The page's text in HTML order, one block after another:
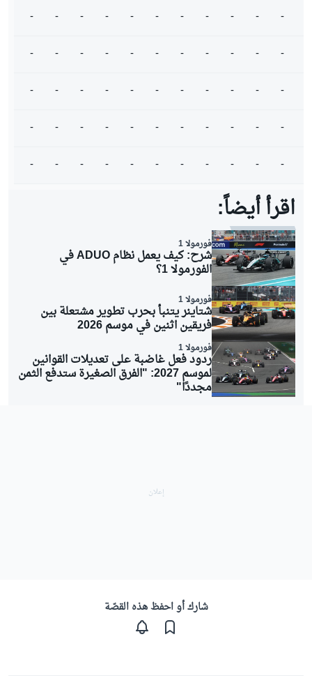
-
-
-
-
-
-
-
-
-
-
-
-
-
-
-
-
-
-
-
-
-
-
-
-
-
-
-
-
-
-
-
-
-
-
-
-
-
-
-
-
-
-
-
-
-
-
-
-
-
-
-
-
-
-
-
اقرأ أيضاً:
فورمولا 1
شرح: كيف يعمل نظام ADUO في
الفورمولا 1؟
فورمولا 1
شتاينر يتنبأ بحرب تطوير مشتعلة بين
فريقين اثنين في موسم 2026
فورمولا 1
ردود فعل غاضبة على تعديلات القوانين
لموسم 2027: "الفرق الصغيرة ستدفع الثمن
مجددًا"
شارك أو احفظ هذه القصّة